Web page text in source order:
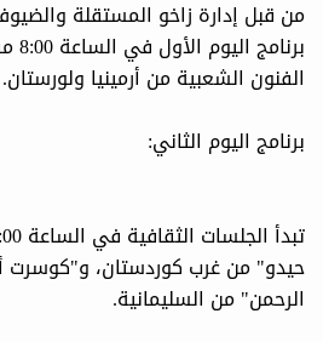
من قبل إدارة زاخو المستقلة
الفنون الشعبية من أرمينيا ولورستان.
برنامج اليوم الثاني:
حيدو" من غرب كوردستان، و"كوسرت
الرحمن" من السليمانية.